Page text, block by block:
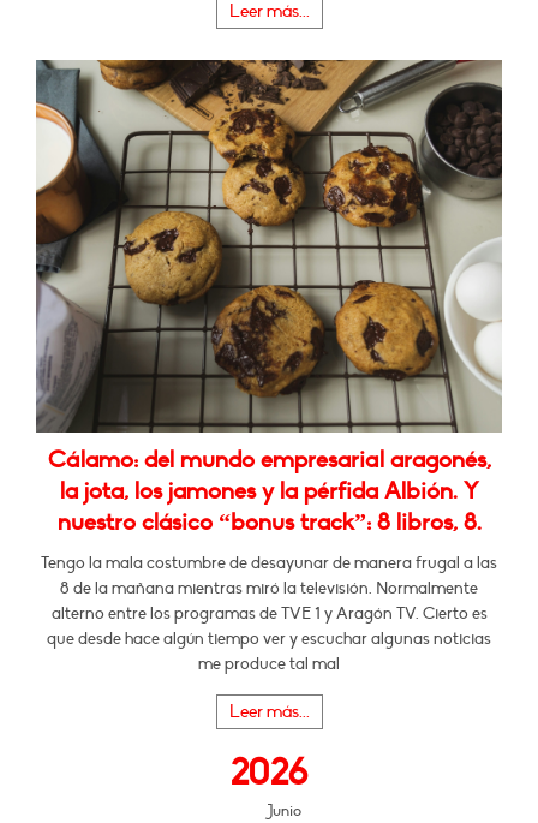
Leer más...
Cálamo: del mundo empresarial aragonés,
la jota, los jamones y la pérfida Albión. Y
nuestro clásico “bonus track”: 8 libros, 8.
Tengo la mala costumbre de desayunar de manera frugal a las
8 de la mañana mientras miró la televisión. Normalmente
alterno entre los programas de TVE 1 y Aragón TV. Cierto es
que desde hace algún tiempo ver y escuchar algunas noticias
me produce tal mal
Leer más...
2026
Junio